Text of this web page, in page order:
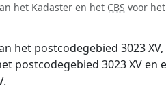
het Kadaster en het CBS voor
het postcodegebied 3023
postcodegebied 3023 XV en